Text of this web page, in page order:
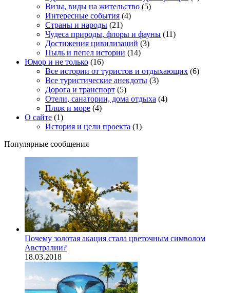
Визы, виды на жительство (5)
Интересные события (4)
Страны и народы (21)
Чудеса природы, флоры и фауны (11)
Достижения цивилизаций (3)
Пыль и пепел истории (14)
Юмор и не только (16)
Все истории от туристов и отдыхающих (6)
Все туристические анекдоты (3)
Дорога и транспорт (5)
Отели, санатории, дома отдыха (4)
Пляж и море (4)
О сайте (1)
История и цели проекта (1)
Популярные сообщения
Почему золотая акация стала цветочным символом
Австралии?
18.03.2018